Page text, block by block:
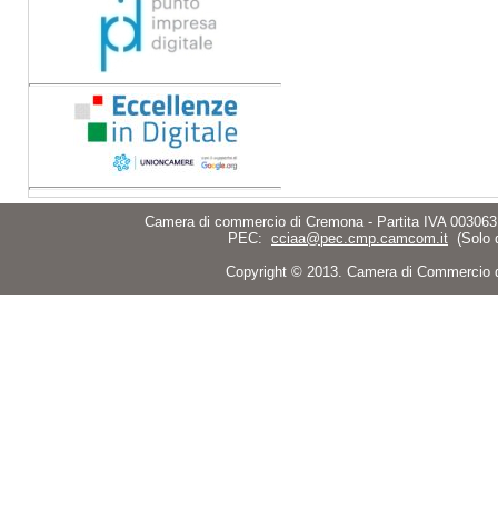
Camera di commercio di Cremona - Partita IVA
PEC: cciaa@pec.cmp.camcom.it (Solo
Copyright © 2013. Camera di